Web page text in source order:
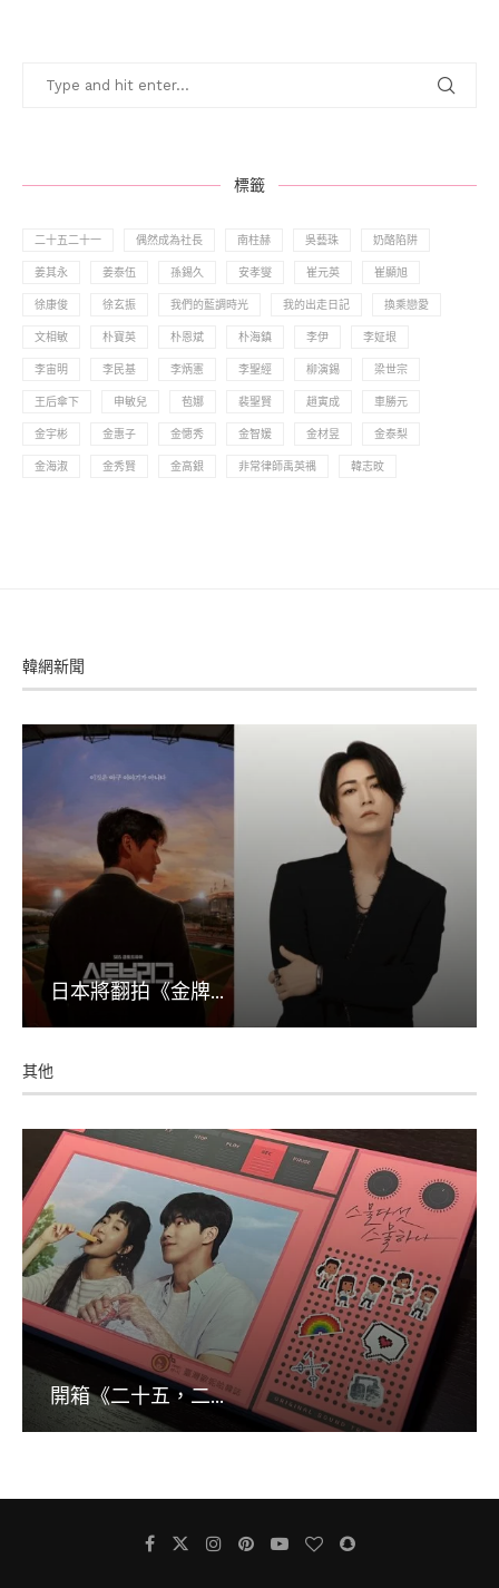
標籤
二十五二十一 偶然成為社長 南柱赫 吳藝珠 奶酪陷阱
姜其永 姜泰伍 孫錫久 安孝燮 崔元英 崔顯旭
徐康俊 徐玄振 我們的藍調時光 我的出走日記 換乘戀愛
文相敏 朴寶英 朴恩斌 朴海鎮 李伊 李姃垠
李宙明 李民基 李炳憲 李聖經 柳演錫 梁世宗
王后傘下 申敏兒 苞娜 裴聖賢 趙寅成 車勝元
金宇彬 金惠子 金憓秀 金智媛 金材昱 金泰梨
金海淑 金秀賢 金高銀 非常律師禹英禑 韓志旼
韓網新聞
日本將翻拍《金牌...
其他
開箱《二十五，二...